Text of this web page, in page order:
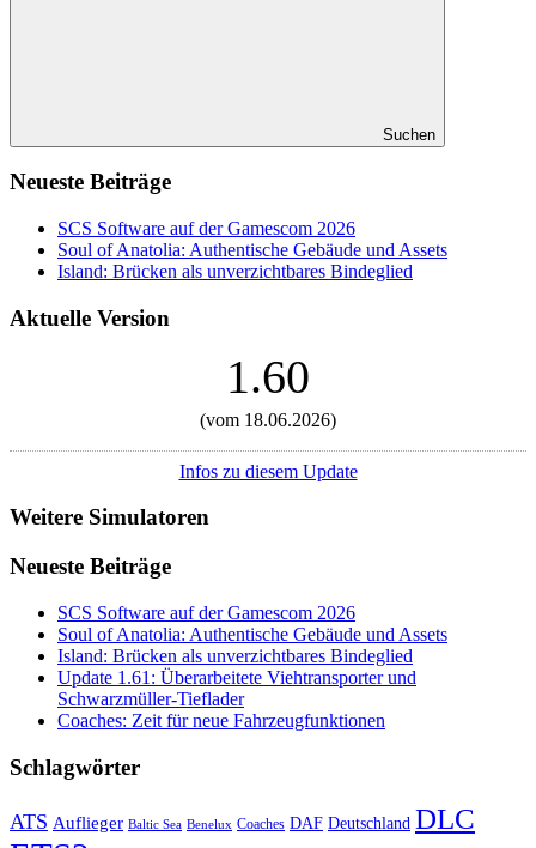
Suchen
Neueste Beiträge
SCS Software auf der Gamescom 2026
Soul of Anatolia: Authentische Gebäude und Assets
Island: Brücken als unverzichtbares Bindeglied
Aktuelle Version
1.60
(vom 18.06.2026)
Infos zu diesem Update
Weitere Simulatoren
Neueste Beiträge
SCS Software auf der Gamescom 2026
Soul of Anatolia: Authentische Gebäude und Assets
Island: Brücken als unverzichtbares Bindeglied
Update 1.61: Überarbeitete Viehtransporter und
Schwarzmüller-Tieflader
Coaches: Zeit für neue Fahrzeugfunktionen
Schlagwörter
ATS Auflieger Baltic Sea Benelux Coaches DAF Deutschland DLC